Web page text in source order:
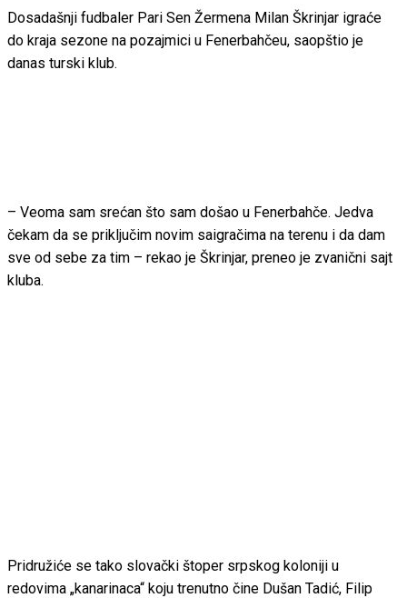
Dosadašnji fudbaler Pari Sen Žermena Milan Škrinjar igraće
do kraja sezone na pozajmici u Fenerbahčeu, saopštio je
danas turski klub.
– Veoma sam srećan što sam došao u Fenerbahče. Jedva
čekam da se priključim novim saigračima na terenu i da dam
sve od sebe za tim – rekao je Škrinjar, preneo je zvanični sajt
kluba.
Pridružiće se tako slovački štoper srpskog koloniji u
redovima „kanarinaca“ koju trenutno čine Dušan Tadić, Filip